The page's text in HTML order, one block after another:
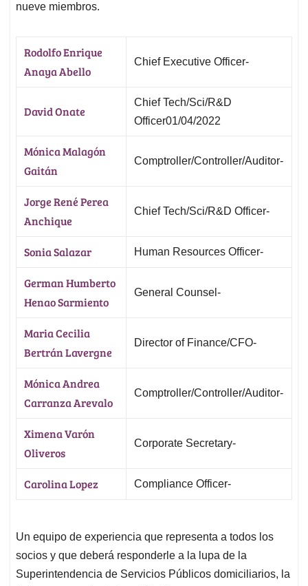
nueve miembros.
Rodolfo Enrique
Anaya Abello
Chief Executive Officer-
David Onate
Chief Tech/Sci/R&D
Officer01/04/2022
Mónica Malagón
Gaitán
Comptroller/Controller/Auditor-
Jorge René Perea
Anchique
Chief Tech/Sci/R&D Officer-
Sonia Salazar Human Resources Officer-
German Humberto
Henao Sarmiento
General Counsel-
Maria Cecilia
Bertrán Lavergne
Director of Finance/CFO-
Mónica Andrea
Carranza Arevalo
Comptroller/Controller/Auditor-
Ximena Varón
Oliveros
Corporate Secretary-
Carolina Lopez Compliance Officer-
Un equipo de experiencia que representa a todos los
socios y que deberá responderle a la lupa de la
Superintendencia de Servicios Públicos domiciliarios, la